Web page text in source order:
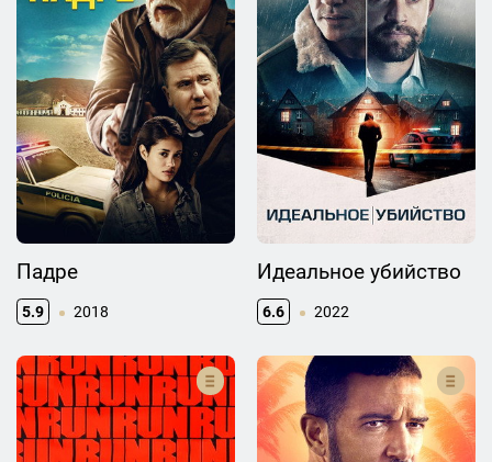
Падре
5.9 2018
Идеальное убийство
6.6 2022